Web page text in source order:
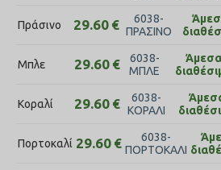
Πράσινο 29.60 €
6038-
ΠΡΑΣΙΝΟ
Μπλε 29.60 €
6038-
ΜΠΛΕ
Άμεσα
Κοραλί 29.60 €
6038-
ΚΟΡΑΛΙ
Πορτοκαλί 29.60 €
6038-
ΠΟΡΤΟΚΑΛΙ